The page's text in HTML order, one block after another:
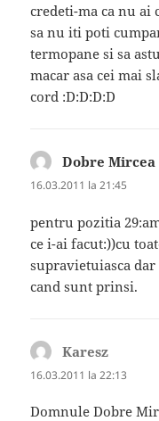
credeti-ma ca nu ai
sa nu iti poti
termopane si sa
macar asa cei mai
cord :D:D:D:D
Dobre Mircea
16.03.2011 la 21:45
pentru pozitia
ce i-ai facut:))cu
supravietuiasca
cand sunt prinsi.
Karesz
16.03.2011 la 22:13
Domnule Dobre